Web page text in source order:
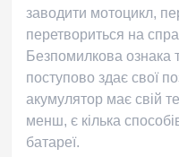
заводити мотоцикл,
перетвориться на
Безпомилкова ознака
поступово здає свої
акумулятор має свій
менш, є кілька
батареї.